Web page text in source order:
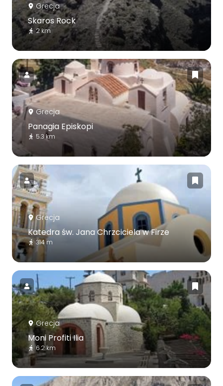
Grecja
Skaros Rock
2 km
Grecja
Panagia Episkopi
5.3 km
Grecja
Katedra św. Jana Chrzciciela w Firze
314 m
Grecja
Moni Profiti Ilia
6.2 km